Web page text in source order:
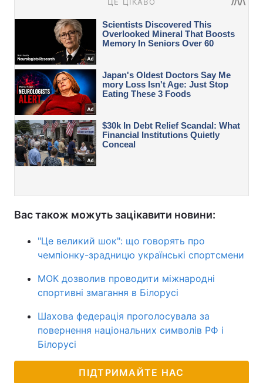
Вас також можуть зацікавити новини:
"Це великий шок": що говорять про
чемпіонку-зрадницю українські спортсмени
МОК дозволив проводити міжнародні
спортивні змагання в Білорусі
Шахова федерація проголосувала за
повернення національних символів РФ і
Білорусі
ПІДТРИМАЙТЕ НАС